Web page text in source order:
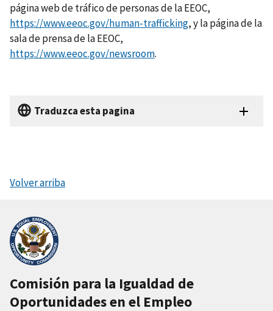
página web de tráfico de personas de la EEOC,
https://www.eeoc.gov/human-trafficking, y la página de la
sala de prensa de la EEOC,
https://www.eeoc.gov/newsroom.
Traduzca esta pagina
Volver arriba
Comisión para la Igualdad de
Oportunidades en el Empleo